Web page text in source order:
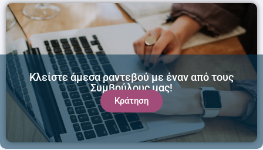
Κράτηση
Κλείστε άμεσα ραντεβού με έναν από τους
Συμβούλους μας!